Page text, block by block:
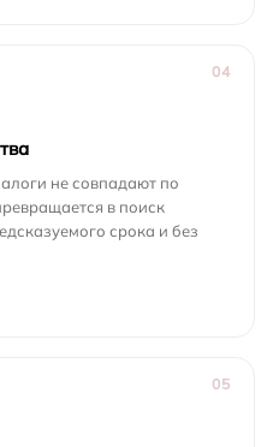
04
не совпадают по
в поиск
срока и без
05